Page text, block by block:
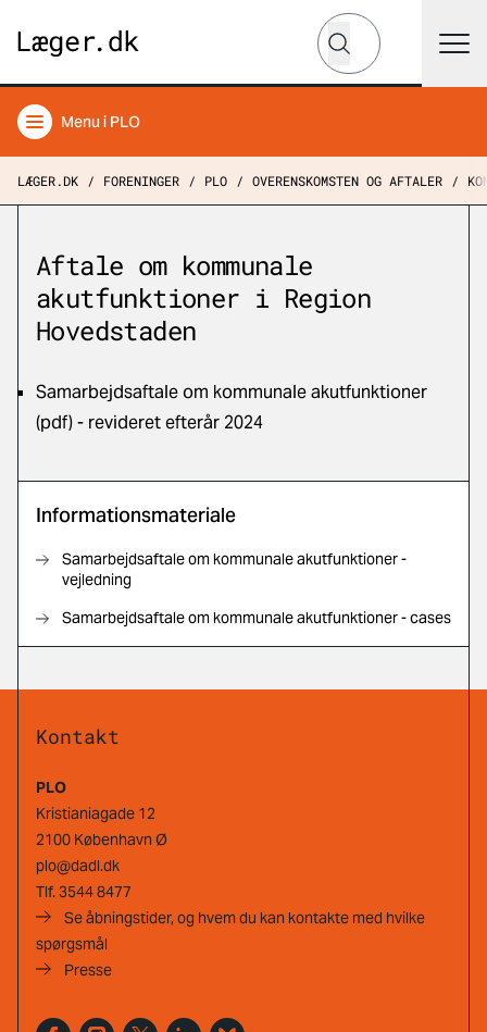
Hvad leder du efter?
Søg
Menu i PLO
LÆGER.DK FORENINGER PLO OVERENSKOMSTEN OG AFTALER
Aftale om kommunale
akutfunktioner i Region
Hovedstaden
Samarbejdsaftale om kommunale akutfunktioner
(pdf) - revideret efterår 2024
Informationsmateriale
Samarbejdsaftale om kommunale akutfunktioner -
vejledning
Samarbejdsaftale om kommunale akutfunktioner - cases
Kontakt
PLO
Kristianiagade 12
2100 København Ø
plo@dadl.dk
Tlf.3544 8477
Se åbningstider, og hvem du kan kontakte med hvilke
spørgsmål
Presse